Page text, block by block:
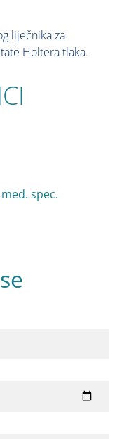
liječnika za
Holtera tlaka.
spec.